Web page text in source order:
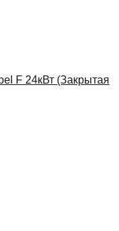
F 24кВт (Закрытая